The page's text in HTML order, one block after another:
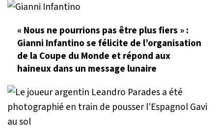
« Nous ne pourrions pas être plus fiers » :
Gianni Infantino se félicite de l’organisation
de la Coupe du Monde et répond aux
haineux dans un message lunaire